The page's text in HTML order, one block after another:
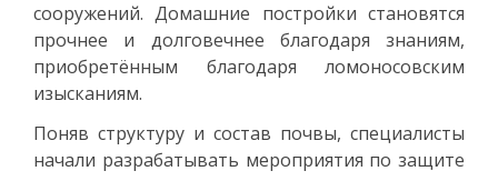
сооружений. Домашние постройки становятся
прочнее и долговечнее благодаря знаниям,
приобретённым благодаря ломоносовским
изысканиям.
Поняв структуру и состав почвы, специалисты
начали разрабатывать мероприятия по защите